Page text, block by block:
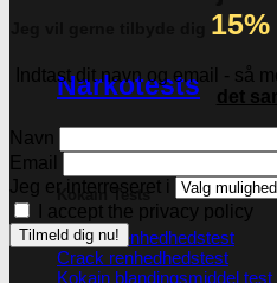
Narkotests
Kokain Tests
Kokain renhedhedstest
Crack renhedhedstest
Kokain blandingsmiddel test
Indtast dit navn og email - så
det
Navn
Email
Jeg er interreseret i
I accept the privacy policy